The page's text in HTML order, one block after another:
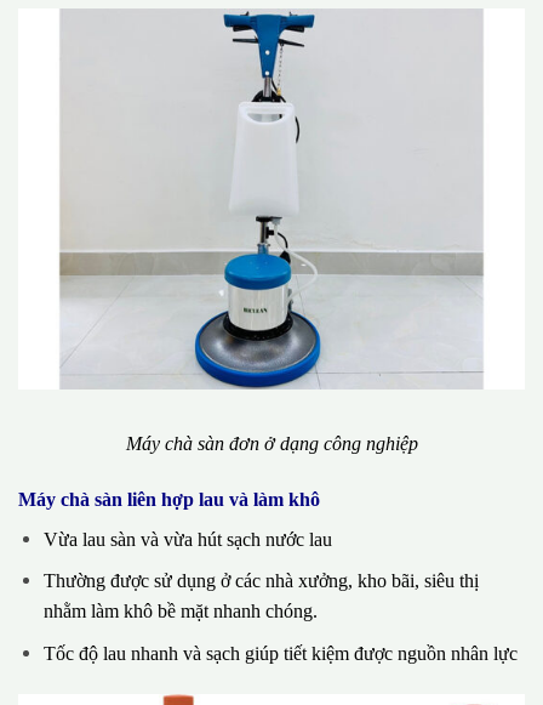
Máy chà sàn đơn ở dạng công nghiệp
Máy chà sàn liên hợp lau và làm khô
Vừa lau sàn và vừa hút sạch nước lau
Thường được sử dụng ở các nhà xưởng, kho bãi, siêu thị
nhằm làm khô bề mặt nhanh chóng.
Tốc độ lau nhanh và sạch giúp tiết kiệm được nguồn nhân lực